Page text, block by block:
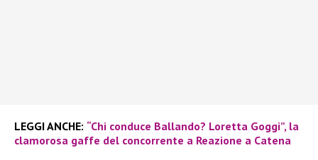
LEGGI ANCHE: “Chi conduce Ballando? Loretta Goggi”, la
clamorosa gaffe del concorrente a Reazione a Catena